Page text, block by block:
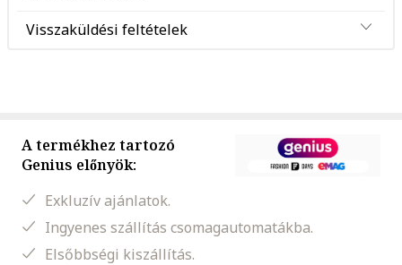
Visszaküldési feltételek
A termékhez tartozó
Genius előnyök:
Exkluzív ajánlatok.
Ingyenes szállítás csomagautomatákba.
Elsőbbségi kiszállítás.